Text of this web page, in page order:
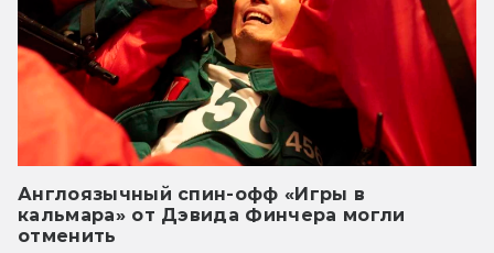
Англоязычный спин-офф «Игры в
кальмара» от Дэвида Финчера могли
отменить